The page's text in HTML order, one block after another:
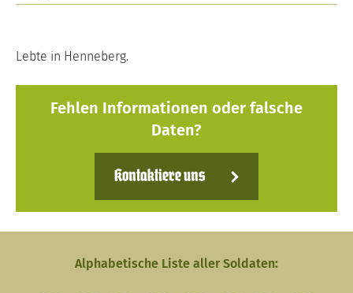
Lebte in Henneberg.
Fehlen Informationen oder falsche
Daten?
Kontaktiere uns
Alphabetische Liste aller Soldaten: